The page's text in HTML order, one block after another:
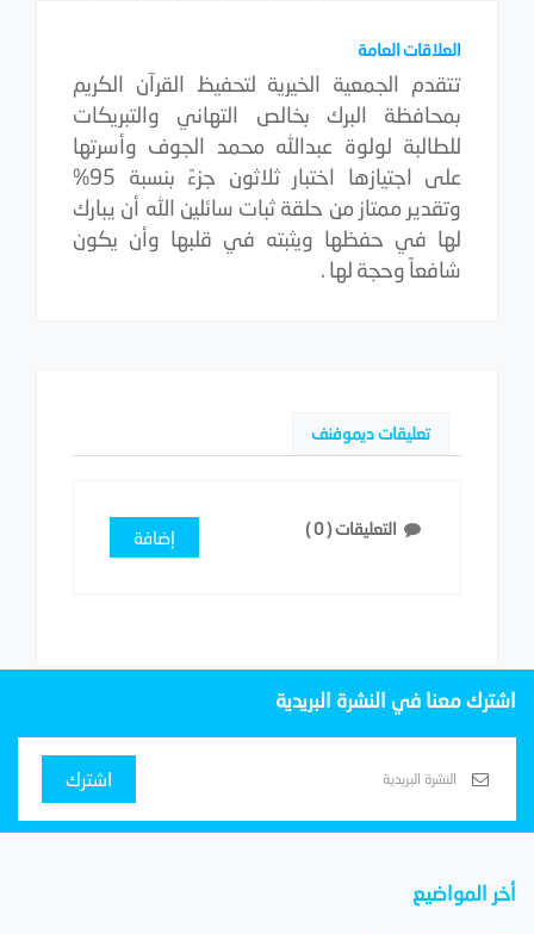
العلاقات العامة
تتقدم الجمعية الخيرية لتحفيظ القرآن الكريم
بمحافظة البرك بخالص التهاني والتبريكات
للطالبة لولوة عبدالله محمد الجوف وأسرتها
على اجتيازها اختبار ثلاثون جزءً بنسبة 95%
وتقدير ممتاز من حلقة ثبات سائلين الله أن يبارك
لها في حفظها ويثبته في قلبها وأن يكون
شافعاً وحجة لها .
تعليقات ديموفنف
التعليقات (0
) إضافة
اشترك معنا في النشرة البريدية
اشترك
أخر المواضيع